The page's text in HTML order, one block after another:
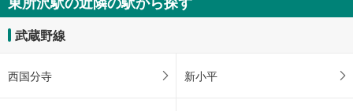
武蔵野線
西国分寺 新小平